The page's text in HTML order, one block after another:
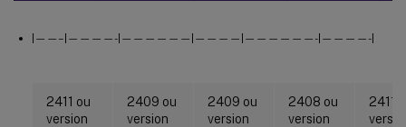
|——–|————-|——————|————|——————-|————-|
2411 ou
version
2409 ou
version
2409 ou
version
2408 ou
version
2411